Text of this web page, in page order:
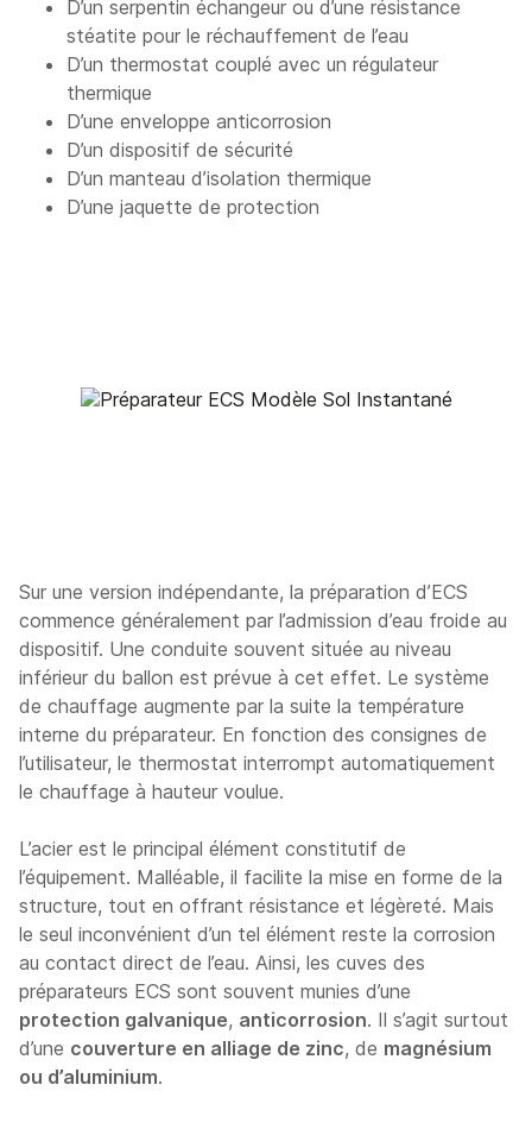
D’un serpentin échangeur ou d’une résistance
stéatite pour le réchauffement de l’eau
D’un thermostat couplé avec un régulateur
thermique
D’une enveloppe anticorrosion
D’un dispositif de sécurité
D’un manteau d’isolation thermique
D’une jaquette de protection
Sur une version indépendante, la préparation d’ECS
commence généralement par l’admission d’eau froide au
dispositif. Une conduite souvent située au niveau
inférieur du ballon est prévue à cet effet. Le système
de chauffage augmente par la suite la température
interne du préparateur. En fonction des consignes de
l’utilisateur, le thermostat interrompt automatiquement
le chauffage à hauteur voulue.
L’acier est le principal élément constitutif de
l’équipement. Malléable, il facilite la mise en forme de la
structure, tout en offrant résistance et légèreté. Mais
le seul inconvénient d’un tel élément reste la corrosion
au contact direct de l’eau. Ainsi, les cuves des
préparateurs ECS sont souvent munies d’une
protection galvanique, anticorrosion. Il s’agit surtout
d’une couverture en alliage de zinc, de magnésium
ou d’aluminium.